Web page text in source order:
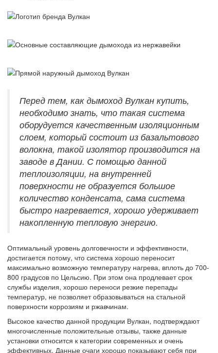
Перед тем, как дымоход Вулкан купить,
необходимо знать, что такая система
оборудуется качественным изоляционным
слоем, который состоит из базальтового
волокна, такой изолятор производится на
заводе в Дании. С помощью данной
теплоизоляции, на внутренней
поверхности не образуется большое
количество конденсата, сама система
быстро нагревается, хорошо удерживает
накопленную тепловую энергию.
Оптимальный уровень долговечности и эффективности,
достигается потому, что система хорошо переносит
максимально возможную температуру нагрева, вплоть до 700-
800 градусов по Цельсию. При этом она продлевает срок
службы изделия, хорошо переноси резкие перепады
температур, не позволяет образовываться на стальной
поверхности коррозиям и ржавчинам.
Высокое качество данной продукции Вулкан, подтверждают
многочисленные положительные отзывы, также данные
установки относится к категории современных и очень
эффективных. Данные очаги хорошо показывают себя при